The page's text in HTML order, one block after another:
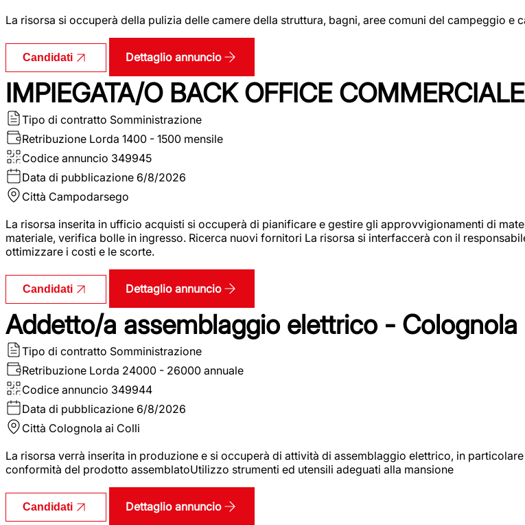
La risorsa si occuperà della pulizia delle camere della struttura, bagni, aree comuni del campeggio e
Candidati Dettaglio annuncio
IMPIEGATA/O BACK OFFICE
Tipo di contratto Somministrazione
Retribuzione Lorda 1400 - 1500 mensile
Codice annuncio 349945
Data di pubblicazione 6/8/2026
Città Campodarsego
La risorsa inserita in ufficio acquisti si occuperà di pianificare e gestire gli approvvigionamenti di
materiale, verifica bolle in ingresso. Ricerca nuovi fornitori La risorsa si interfaccerà con il
ottimizzare i costi e le scorte.
Candidati Dettaglio annuncio
Addetto/a assemblaggio elettrico - Colognola
Tipo di contratto Somministrazione
Retribuzione Lorda 24000 - 26000 annuale
Codice annuncio 349944
Data di pubblicazione 6/8/2026
Città Colognola ai Colli
La risorsa verrà inserita in produzione e si occuperà di attività di assemblaggio elettrico, in
conformità del prodotto assemblatoUtilizzo strumenti ed utensili adeguati alla mansione
Candidati Dettaglio annuncio